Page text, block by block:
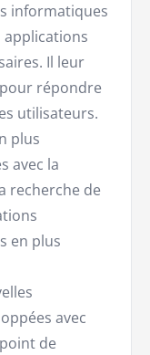
informatiques
applications
Il leur
répondre
utilisateurs.
plus
avec la
recherche de
en plus
avec
de